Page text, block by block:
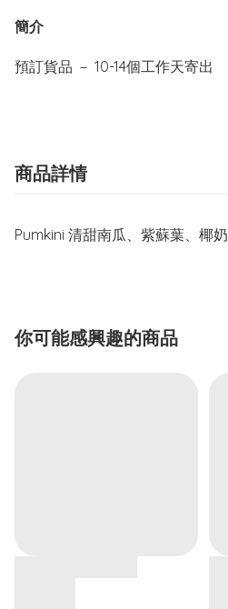
簡介
商品詳情
Pumkini 清甜南瓜、紫蘇葉、椰奶
你可能感興趣的商品